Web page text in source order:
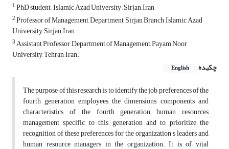
1PhD student , Islamic Azad University , Sirjan, Iran
2Professor of Management, Department, Sirjan Branch, Islamic Azad
University, Sirjan, Iran
3Assistant Professor, Department of Management, Payam Noor
University, Tehran, Iran.
چکیده
English
The purpose of this research is to identify the job preferences of the
fourth generation employees, the dimensions, components and
characteristics of the fourth generation human resources
management specific to this generation and to prioritize the
recognition of these preferences for the organization's leaders and
human resource managers in the organization. It is of vital